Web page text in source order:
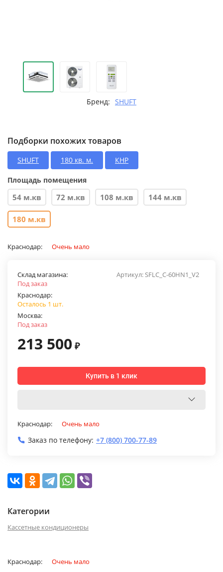
Бренд: SHUFT
Подборки похожих товаров
SHUFT 180 кв. м. КНР
Площадь помещения
54 м.кв 72 м.кв 108 м.кв 144 м.кв
180 м.кв
Краснодар: Очень мало
Артикул: SFLC_C-60HN1_V2
Склад магазина:
Под заказ
Краснодар:
Осталось 1 шт.
Москва:
Под заказ
213 500 ₽
Купить в 1 клик
Краснодар: Очень мало
Заказ по телефону: +7 (800) 700-77-89
Категории
Кассетные кондиционеры
Краснодар: Очень мало